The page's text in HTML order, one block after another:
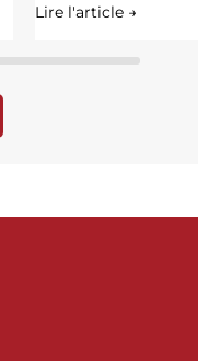
Lire l'article →